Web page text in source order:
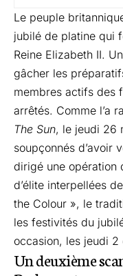
Le peuple
jubilé de platine qui
Reine Elizabeth II.
gâcher les
membres actifs des
arrêtés. Comme l’a
The Sun, le jeudi 26
soupçonnés d’avoir
dirigé une opération
d’élite interpellées
the Colour », le
les festivités du
occasion, les jeudi
Un deuxième